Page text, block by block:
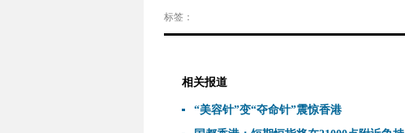
标签：
相关报道
“美容针”变“夺命针”震惊香港